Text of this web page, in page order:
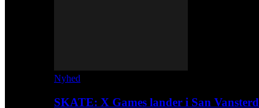
Nyhed
SKATE: X Games lander i San